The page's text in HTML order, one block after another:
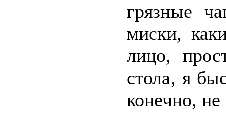
грязные
миски,
лицо,
стола, я
конечно,